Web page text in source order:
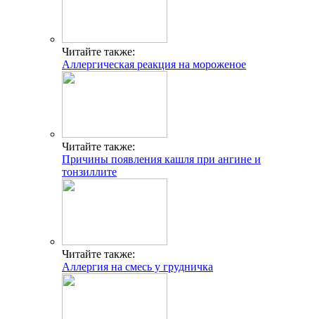
Читайте также:
Аллергическая реакция на мороженое
Читайте также:
Причины появления кашля при ангине и
тонзиллите
Читайте также:
Аллергия на смесь у грудничка